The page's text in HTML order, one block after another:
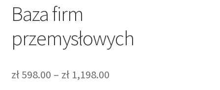
Baza firm
przemysłowych
zł598.00 – zł1,198.00